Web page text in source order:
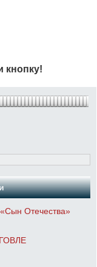
кнопку!
Отечества»